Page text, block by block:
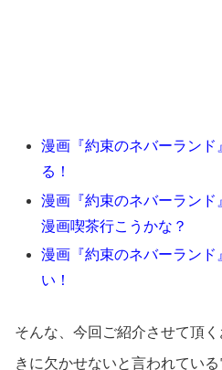
漫画『約束のネバーラン
る！
漫画『約束のネバーラン
漫画喫茶行こうかな？
漫画『約束のネバーランド
い！
そんな、今回ご紹介させて頂
きに欠かせないと言われてい